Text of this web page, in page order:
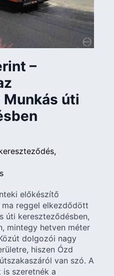
–
úti
előkészítő
reggel elkezdődött
úti kereszteződésben,
mintegy hetven méter
dolgozói nagy
hiszen Ózd
van szó. A
szeretnék a